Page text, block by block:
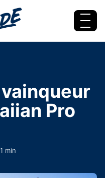
Menu
Pro
1 min